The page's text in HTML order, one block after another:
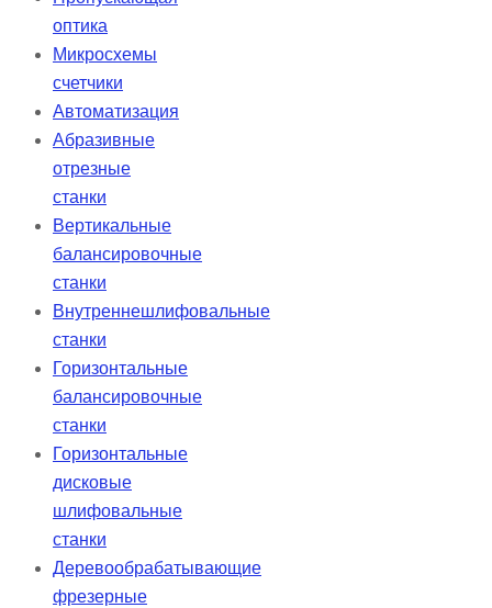
оптика
Микросхемы
счетчики
Автоматизация
Абразивные
отрезные
станки
Вертикальные
балансировочные
станки
Внутреннешлифовальные
станки
Горизонтальные
балансировочные
станки
Горизонтальные
дисковые
шлифовальные
станки
Деревообрабатывающие
фрезерные